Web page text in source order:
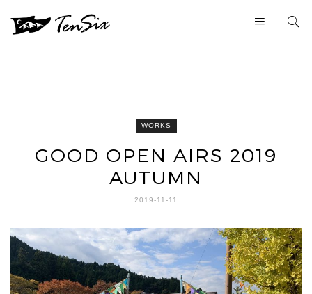
WORKS
GOOD OPEN AIRS 2019
AUTUMN
2019-11-11